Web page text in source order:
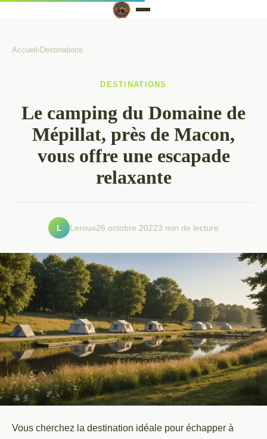
Accueil ›Destinations
DESTINATIONS
Le camping du Domaine de
Mépillat, près de Macon,
vous offre une escapade
relaxante
L Leroux26 octobre 20223 min de lecture
Vous cherchez la destination idéale pour échapper à